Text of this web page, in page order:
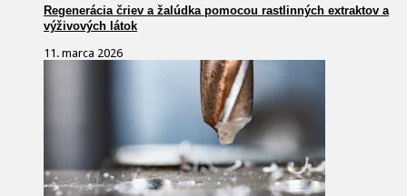
Regenerácia čriev a žalúdka pomocou rastlinných extraktov a
výživových látok
11. marca 2026